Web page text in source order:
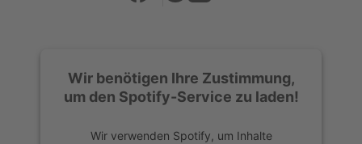
Wir benötigen Ihre Zustimmung,
um den Spotify-Service zu laden!
Wir verwenden Spotify, um Inhalte